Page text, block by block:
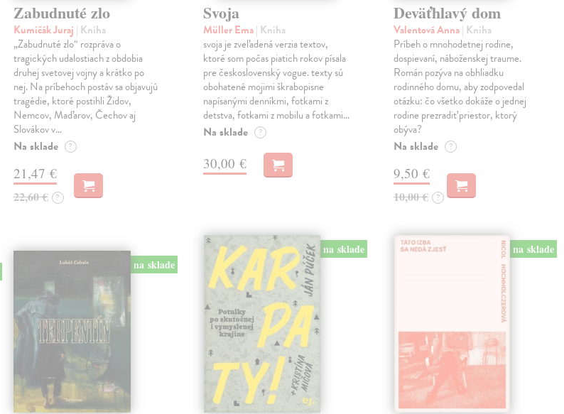
Zabudnuté zlo
Kumičák Juraj | Kniha
„Zabudnuté zlo“ rozpráva o
tragických udalostiach z obdobia
druhej svetovej vojny a krátko po
nej. Na príbehoch postáv sa objavujú
tragédie, ktoré postihli Židov,
Nemcov, Maďarov, Čechov aj
Slovákov v…
Na sklade ?
21,47 €
22,60 € ?
Svoja
Müller Ema| Kniha
svoja je zveľadená verzia textov,
ktoré som počas piatich rokov písala
pre československý vogue. texty sú
obohatené mojimi škrabopisne
napísanými denníkmi, fotkami z
detstva, fotkami z mobilu a fotkami…
Na sklade ?
30,00 €
Deväťhlavý dom
Valentová Anna| Kniha
Príbeh o mnohodetnej rodine,
dospievaní, náboženskej traume.
Román pozýva na obhliadku
rodinného domu, aby zodpovedal
otázku: čo všetko dokáže o jednej
rodine prezradiť priestor, ktorý
obýva?
Na sklade ?
9,50 €
10,00 € ?
na sklade
na sklade na sklade